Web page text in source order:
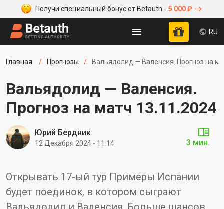
Получи специальный бонус от Betauth - 5 000 ₽
RU
Главная Прогнозы Вальядолид — Валенсия. Прогноз на
Вальядолид — Валенсия.
Прогноз на матч 13.11.2024
Открывать 17-ый тур Примеры Испании
будет поединок, в котором сыграют
Вальядолид и Валенсия. Больше шансов
Юрий Бердник
12 Декабря 2024 - 11:14 3 мин.